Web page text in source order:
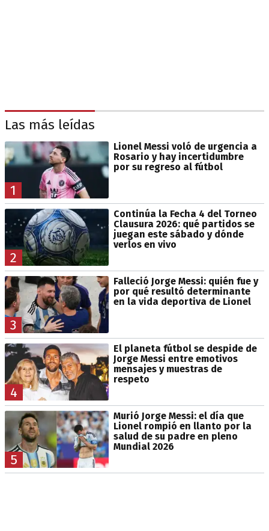
Las más leídas
1
Lionel Messi voló de urgencia a
Rosario y hay incertidumbre
por su regreso al fútbol
2
Continúa la Fecha 4 del Torneo
Clausura 2026: qué partidos se
juegan este sábado y dónde
verlos en vivo
3
Falleció Jorge Messi: quién fue y
por qué resultó determinante
en la vida deportiva de Lionel
4
El planeta fútbol se despide de
Jorge Messi entre emotivos
mensajes y muestras de
respeto
5
Murió Jorge Messi: el día que
Lionel rompió en llanto por la
salud de su padre en pleno
Mundial 2026